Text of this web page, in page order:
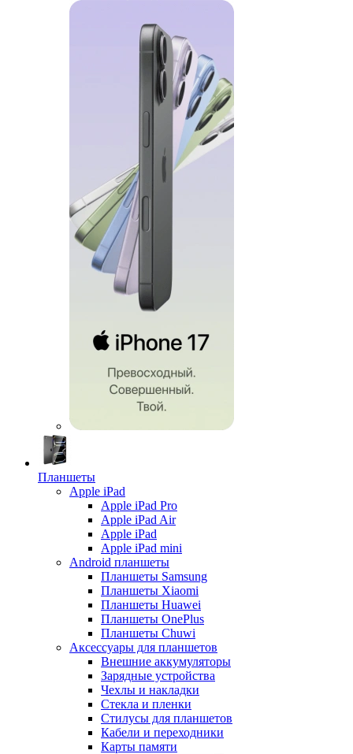
Планшеты
Apple iPad
Apple iPad Pro
Apple iPad Air
Apple iPad
Apple iPad mini
Android планшеты
Планшеты Samsung
Планшеты Xiaomi
Планшеты Huawei
Планшеты OnePlus
Планшеты Chuwi
Аксессуары для планшетов
Внешние аккумуляторы
Зарядные устройства
Чехлы и накладки
Стекла и пленки
Стилусы для планшетов
Кабели и переходники
Карты памяти